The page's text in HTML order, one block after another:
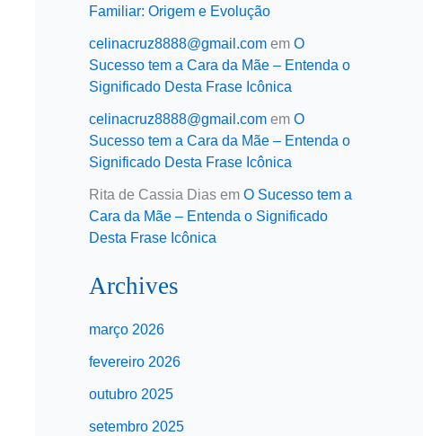
Familiar: Origem e Evolução
celinacruz8888@gmail.com em O
Sucesso tem a Cara da Mãe – Entenda o
Significado Desta Frase Icônica
celinacruz8888@gmail.com em O
Sucesso tem a Cara da Mãe – Entenda o
Significado Desta Frase Icônica
Rita de Cassia Dias em O Sucesso tem a
Cara da Mãe – Entenda o Significado
Desta Frase Icônica
Archives
março 2026
fevereiro 2026
outubro 2025
setembro 2025